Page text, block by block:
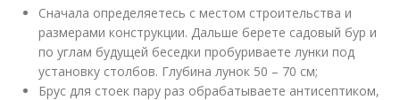
Сначала определяетесь с местом строительства и
размерами конструкции. Дальше берете садовый бур и
по углам будущей беседки пробуриваете лунки под
установку столбов. Глубина лунок 50 – 70 см;
Брус для стоек пару раз обрабатываете антисептиком,